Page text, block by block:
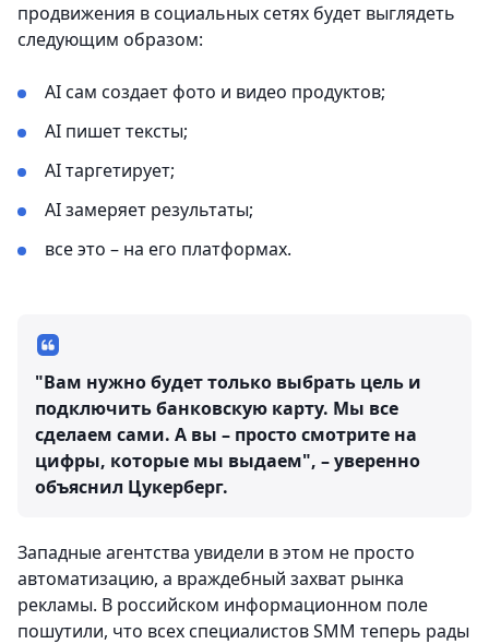
продвижения в социальных сетях будет выглядеть
следующим образом:
AI сам создает фото и видео продуктов;
AI пишет тексты;
AI таргетирует;
AI замеряет результаты;
все это – на его платформах.
"Вам нужно будет только выбрать цель и
подключить банковскую карту. Мы все
сделаем сами. А вы – просто смотрите на
цифры, которые мы выдаем", – уверенно
объяснил Цукерберг.
Западные агентства увидели в этом не просто
автоматизацию, а враждебный захват рынка
рекламы. В российском информационном поле
пошутили, что всех специалистов SММ теперь рады